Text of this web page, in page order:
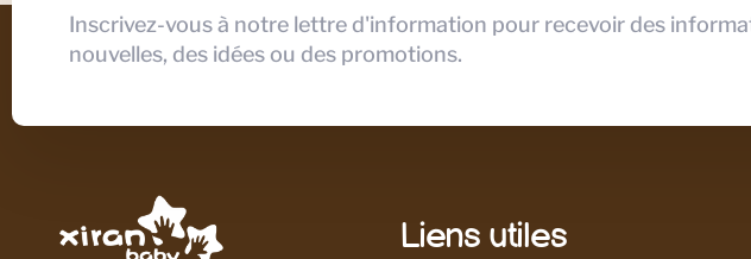
Inscrivez-vous à notre lettre d'information pour recevoir des
nouvelles, des idées ou des promotions.
Liens utiles